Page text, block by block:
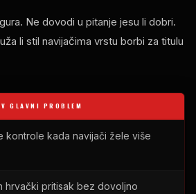
Ne dovodi u pitanje jesu li dobri.
li stil navijačima vrstu borbi za titulu
GLAVNI PROBLEM
kontrole kada navijači žele više
hrvački pritisak bez dovoljno